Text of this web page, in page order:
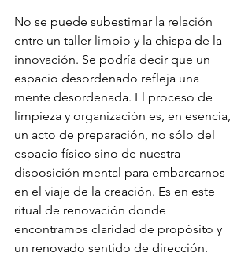
No se puede subestimar la relación
entre un taller limpio y la chispa de la
innovación. Se podría decir que un
espacio desordenado refleja una
mente desordenada. El proceso de
limpieza y organización es, en esencia,
un acto de preparación, no sólo del
espacio físico sino de nuestra
disposición mental para embarcarnos
en el viaje de la creación. Es en este
ritual de renovación donde
encontramos claridad de propósito y
un renovado sentido de dirección.